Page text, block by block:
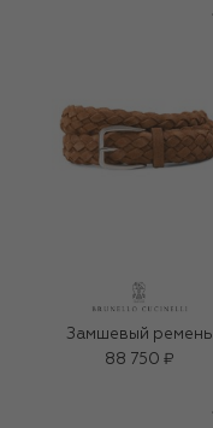
Замшевый ремень
88 750 ₽